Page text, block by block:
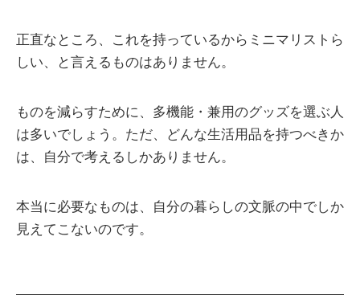
正直なところ、これを持っているからミニマリストら
しい、と言えるものはありません。
ものを減らすために、多機能・兼用のグッズを選ぶ人
は多いでしょう。ただ、どんな生活用品を持つべきか
は、自分で考えるしかありません。
本当に必要なものは、自分の暮らしの文脈の中でしか
見えてこないのです。